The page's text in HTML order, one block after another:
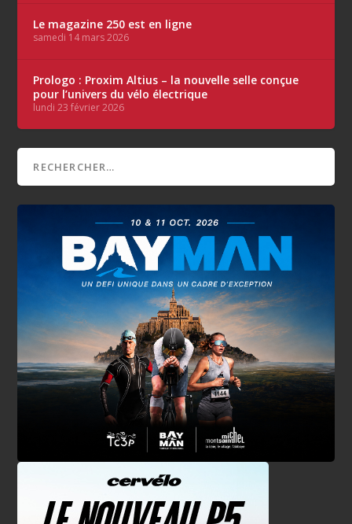
Le magazine 250 est en ligne
samedi 14 mars 2026
Prologo : Proxim Altius – la nouvelle selle conçue
pour l’univers du vélo électrique
lundi 23 février 2026